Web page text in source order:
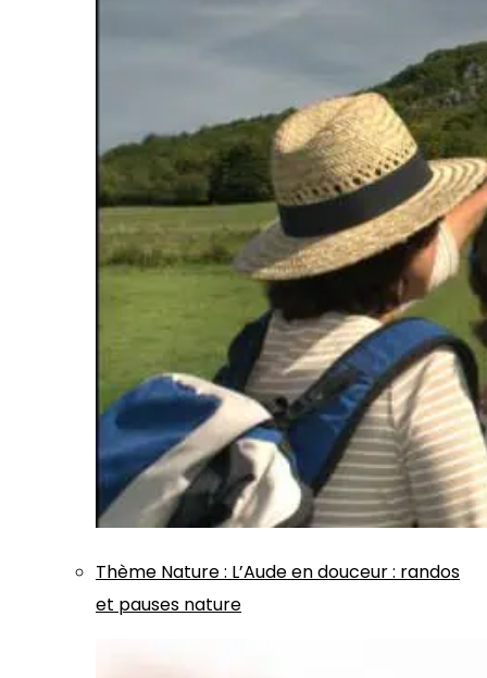
Thème Nature: L’Aude en douceur : randos
et pauses nature